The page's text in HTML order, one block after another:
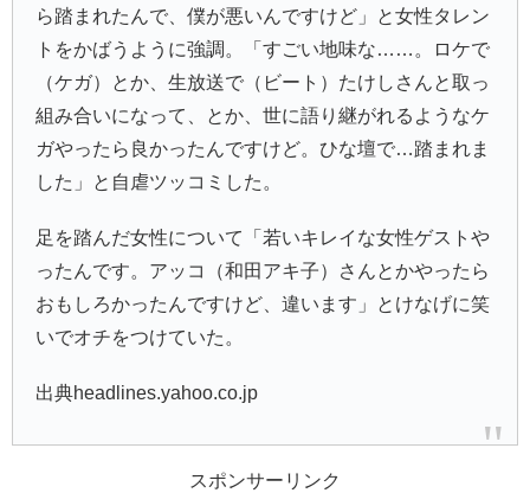
ら踏まれたんで、僕が悪いんですけど」と女性タレン
トをかばうように強調。「すごい地味な……。ロケで
（ケガ）とか、生放送で（ビート）たけしさんと取っ
組み合いになって、とか、世に語り継がれるようなケ
ガやったら良かったんですけど。ひな壇で…踏まれま
した」と自虐ツッコミした。
足を踏んだ女性について「若いキレイな女性ゲストや
ったんです。アッコ（和田アキ子）さんとかやったら
おもしろかったんですけど、違います」とけなげに笑
いでオチをつけていた。
出典headlines.yahoo.co.jp
スポンサーリンク